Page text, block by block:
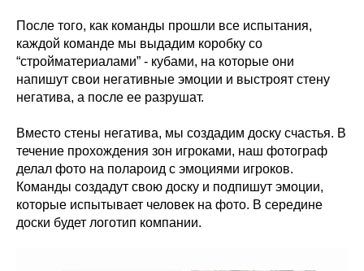
После того, как команды прошли все испытания,
каждой команде мы выдадим коробку со
“стройматериалами” - кубами, на которые они
напишут свои негативные эмоции и выстроят стену
негатива, а после ее разрушат.
Вместо стены негатива, мы создадим доску счастья. В
течение прохождения зон игроками, наш фотограф
делал фото на полароид с эмоциями игроков.
Команды создадут свою доску и подпишут эмоции,
которые испытывает человек на фото. В середине
доски будет логотип компании.